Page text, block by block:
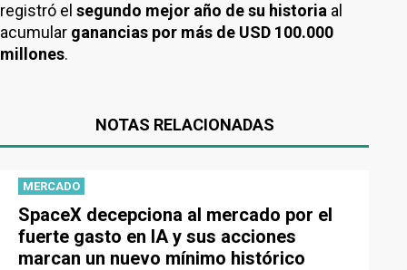
registró el segundo mejor año de su historia al
acumular ganancias por más de USD 100.000
millones.
NOTAS RELACIONADAS
MERCADO
SpaceX decepciona al mercado por el
fuerte gasto en IA y sus acciones
marcan un nuevo mínimo histórico